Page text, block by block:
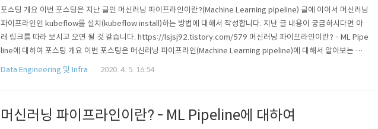
포스팅 개요 이번 포스팅은 지난 글인 머신러닝 파이프라인이란?(Machine Learning pipeline) 글에 이어서 머신러닝
파이프라인인 kubeflow를 설치(kubeflow install)하는 방법에 대해서 작성합니다. 지난 글 내용이 궁금하시다면 아
래 링크를 따라 보시고 오면 될 것 같습니다. https://lsjsj92.tistory.com/579 머신러닝 파이프라인이란? - ML Pipe
line에 대하여 포스팅 개요 이번 포스팅은 머신러닝 파이프라인(Machine Learning pipeline)에 대해서 알아보는 포
스팅입니다. 머신러닝 프로젝트를 하다 보면 필요성을 느끼게 되는 머신러닝 파이프라인. 이것이 왜 중요하고,.. lsjsj9
Data Engineering 및 Infra 2020. 4. 5. 16:54
머신러닝 파이프라인이란? - ML Pipeline에 대하여